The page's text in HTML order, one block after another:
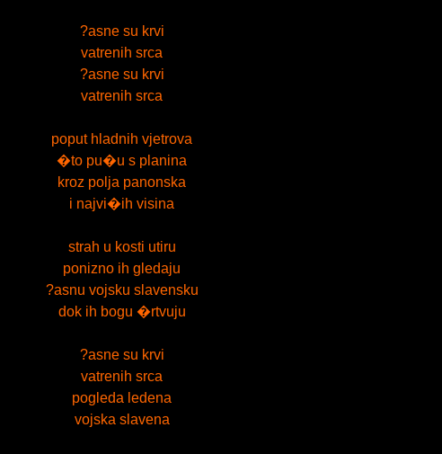
?asne su krvi
vatrenih srca
?asne su krvi
vatrenih srca
poput hladnih vjetrova
�to pu�u s planina
kroz polja panonska
i najvi�ih visina
strah u kosti utiru
ponizno ih gledaju
?asnu vojsku slavensku
dok ih bogu �rtvuju
?asne su krvi
vatrenih srca
pogleda ledena
vojska slavena